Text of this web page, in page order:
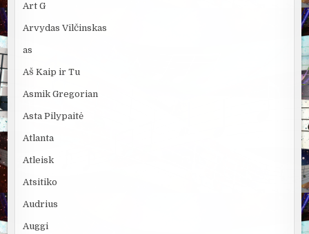
Art G
Arvydas Vilčinskas
as
Aš Kaip ir Tu
Asmik Gregorian
Asta Pilypaitė
Atlanta
Atleisk
Atsitiko
Audrius
Auggi